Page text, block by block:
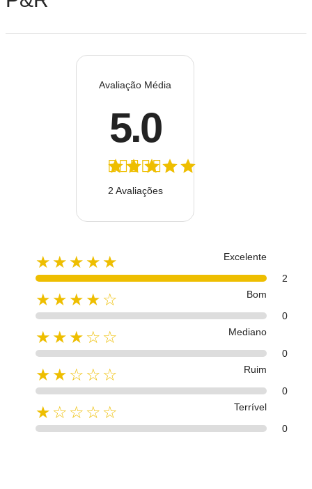
Avaliação Média
5.0
2 Avaliações
★★★★★
Excelente
2
★★★★☆
Bom
0
★★★☆☆
Mediano
0
★★☆☆☆
Ruim
0
★☆☆☆☆
Terrível
0